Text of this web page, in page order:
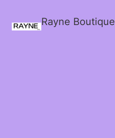
Rayne Boutique